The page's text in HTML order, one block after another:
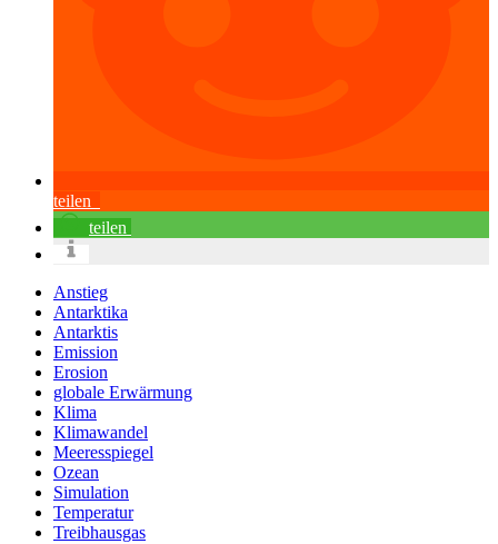
teilen
teilen
Anstieg
Antarktika
Antarktis
Emission
Erosion
globale Erwärmung
Klima
Klimawandel
Meeresspiegel
Ozean
Simulation
Temperatur
Treibhausgas